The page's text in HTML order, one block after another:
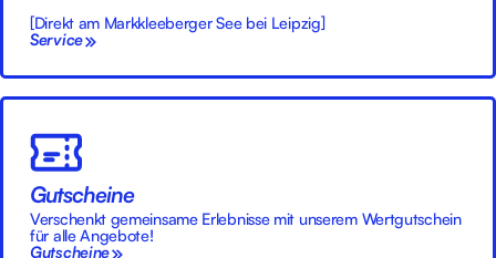
[Direkt am Markkleeberger See bei Leipzig]
Service
Gutscheine
Verschenkt gemeinsame Erlebnisse mit unserem Wertgutschein
für alle Angebote!
Gutscheine